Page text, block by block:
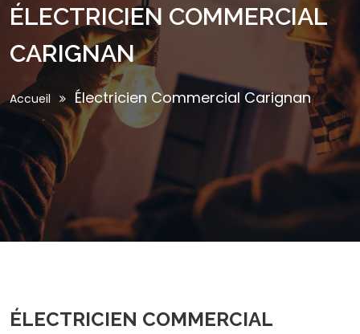
ÉLECTRICIEN COMMERCIAL
CARIGNAN
Accueil Électricien Commercial Carignan
ÉLECTRICIEN COMMERCIAL